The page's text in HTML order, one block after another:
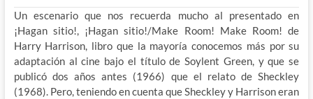
Un escenario que nos recuerda mucho al presentado en
¡Hagan sitio!, ¡Hagan sitio!/Make Room! Make Room! de
Harry Harrison, libro que la mayoría conocemos más por su
adaptación al cine bajo el título de Soylent Green, y que se
publicó dos años antes (1966) que el relato de Sheckley
(1968). Pero, teniendo en cuenta que Sheckley y Harrison eran